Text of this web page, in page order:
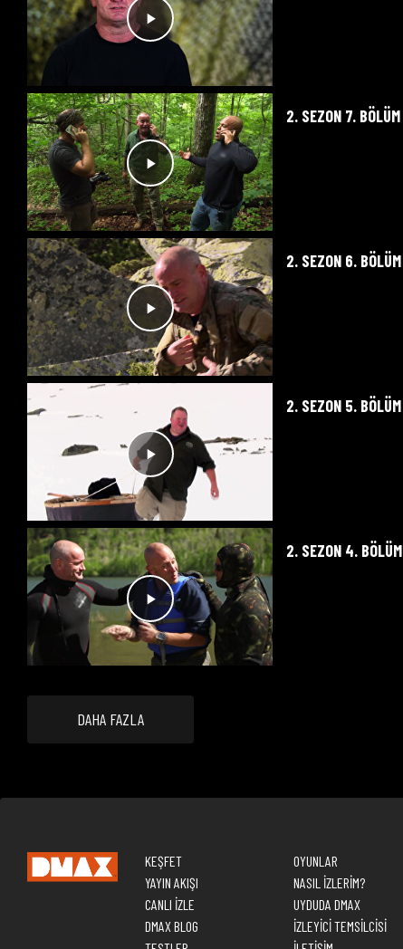
2. SEZON 7. BÖLÜM
2. SEZON 6. BÖLÜM
2. SEZON 5. BÖLÜM
2. SEZON 4. BÖLÜM
DAHA FAZLA
KEŞFET
YAYIN AKIŞI
CANLI İZLE
DMAX BLOG
OYUNLAR
NASIL İZLERİM?
UYDUDA DMAX
İZLEYİCİ TEMSİLCİSİ